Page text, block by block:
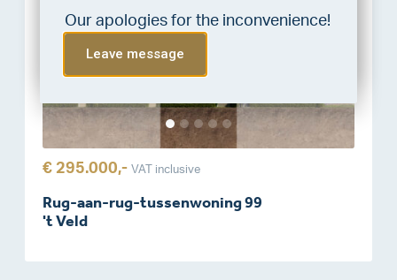
€ 295.000,- VAT inclusive
Rug-aan-rug-tussenwoning 99
't Veld
Do the check!
Our apologies for the inconvenience!
Leave message